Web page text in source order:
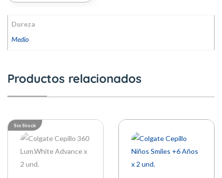
Dureza
Medio
Productos relacionados
Sin Stock